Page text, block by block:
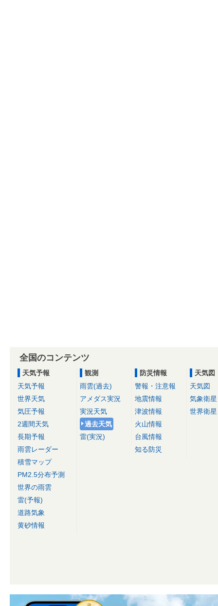
全国のコンテンツ
天気予報
天気予報
世界天気
気圧予報
2週間天気
長期予報
雨雲レーダー
積雪マップ
PM2.5分布予測
世界の雨雲
雷(予報)
道路気象
黄砂情報
観測
雨雲(過去)
アメダス実況
実況天気
過去天気
雷(実況)
防災情報
警報・注意報
地震情報
津波情報
火山情報
台風情報
知る防災
天気図
天気図
気象衛星
世界衛星